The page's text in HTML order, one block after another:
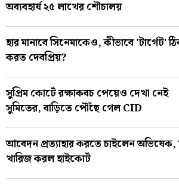
অব্যবহার্য ২৫ লাখের শৌচালয়
হার মানাবে সিনেমাকেও, কীভাবে 'টার্গেট'
করত দেবপ্রিয়?
সুপ্রিম কোর্টে রক্ষাকবচ পেয়েও দেখা নেই
সুমিতের, বাড়িতে পৌঁছে গেল CID
আবেদন প্রত্যাহার করতে চাইলেন অভিষেক,
খারিজ করল হাইকোর্ট